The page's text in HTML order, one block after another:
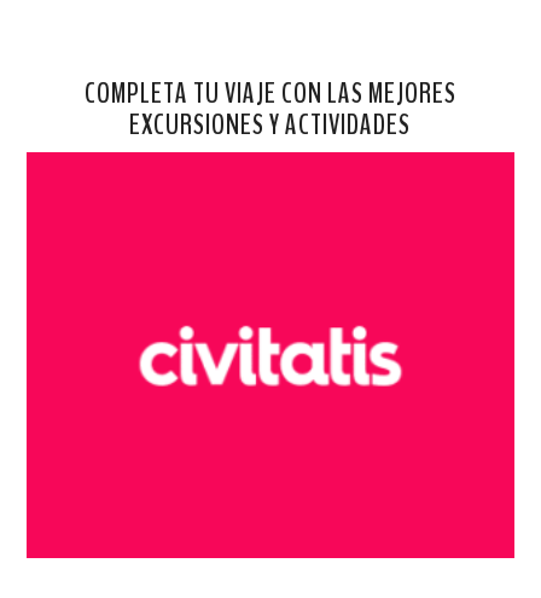
COMPLETA TU VIAJE CON LAS MEJORES
EXCURSIONES Y ACTIVIDADES